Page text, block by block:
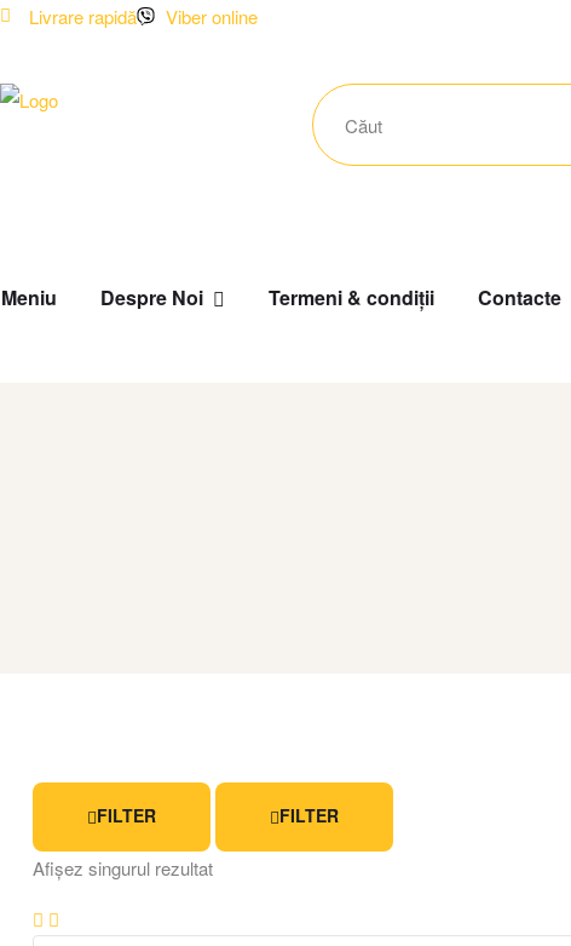
Livrare rapidă Viber online
Meniu Despre Noi Termeni & condiții Contacte
FILTER FILTER
Afișez singurul rezultat